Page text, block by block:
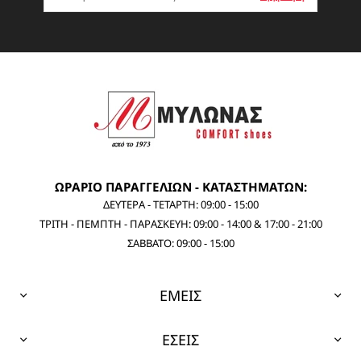
ΩΡΑΡΙΟ ΠΑΡΑΓΓΕΛΙΩΝ - ΚΑΤΑΣΤΗΜΑΤΩΝ:
ΔΕΥΤΕΡΑ - ΤΕΤΑΡΤΗ: 09:00 - 15:00
ΤΡΙΤΗ - ΠΕΜΠΤΗ - ΠΑΡΑΣΚΕΥΗ: 09:00 - 14:00 & 17:00 - 21:00
ΣΑΒΒΑΤΟ: 09:00 - 15:00
ΕΜΕΙΣ
ΕΣΕΙΣ